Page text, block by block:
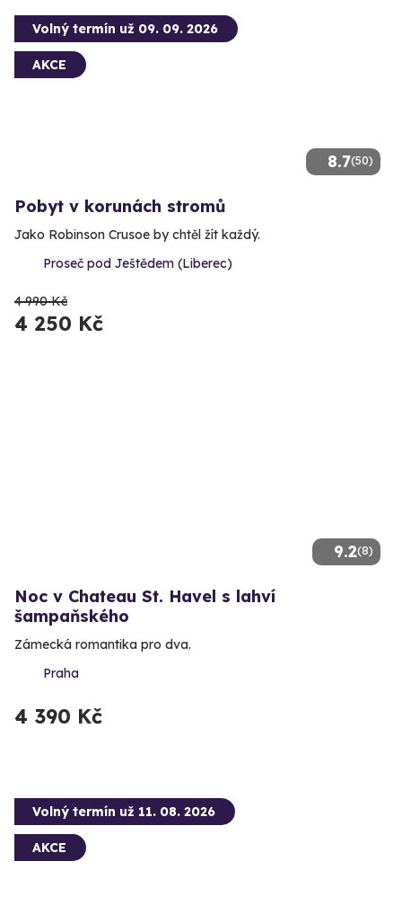
8.7(50)
Volný termín už 09. 09. 2026
AKCE
Pobyt v korunách stromů
Jako Robinson Crusoe by chtěl žít každý.
Proseč pod Ještědem (Liberec)
4 990 Kč
4 250 Kč
9.2(8)
Noc v Chateau St. Havel s lahví
šampaňského
Zámecká romantika pro dva.
Praha
4 390 Kč
Volný termín už 11. 08. 2026
AKCE